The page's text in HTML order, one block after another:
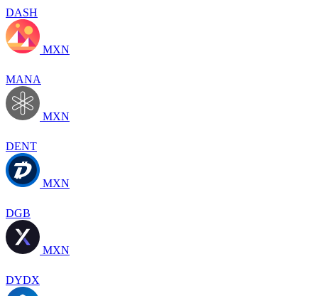
DASH
MXN
MANA
MXN
DENT
MXN
DGB
MXN
DYDX